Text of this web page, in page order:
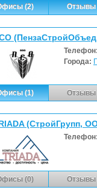
(2) Отзывы
Города:
(1) Отзывы
(СтройГрупп,
(0) Отзывы